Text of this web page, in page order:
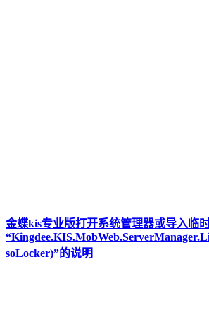
金蝶kis专业版打开系统管理器或导入临
soLocker)”的说明